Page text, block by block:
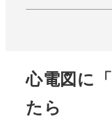
心電図に
たら